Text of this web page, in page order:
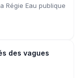
Régie Eau publique
des vagues